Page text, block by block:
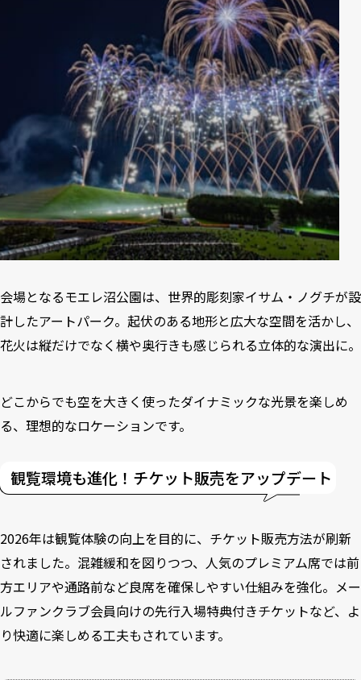
会場となるモエレ沼公園は、世界的彫刻家イサム・ノグチが設
計したアートパーク。起伏のある地形と広大な空間を活かし、
花火は縦だけでなく横や奥行きも感じられる立体的な演出に。
どこからでも空を大きく使ったダイナミックな光景を楽しめ
る、理想的なロケーションです。
観覧環境も進化！チケット販売をアップデート
2026年は観覧体験の向上を目的に、チケット販売方法が刷新
されました。混雑緩和を図りつつ、人気のプレミアム席では前
方エリアや通路前など良席を確保しやすい仕組みを強化。メー
ルファンクラブ会員向けの先行入場特典付きチケットなど、よ
り快適に楽しめる工夫もされています。